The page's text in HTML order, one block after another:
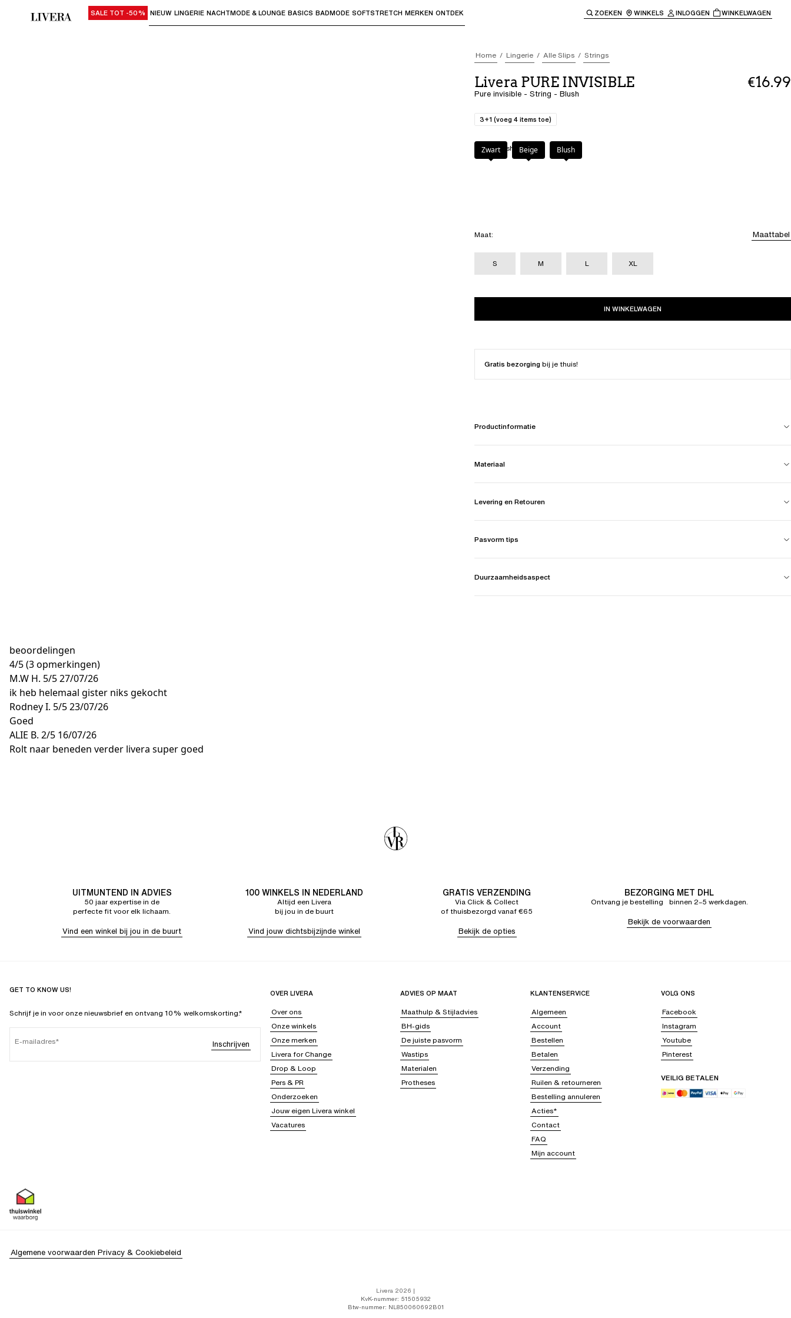
Gebruik "Pijl omlaag" of "Enter" om submenu's te openen en "Pijl omhoog" of "Escape" om terug te keren naar de hoofdnavigatie.
SALE TOT -50% NIEUW LINGERIE NACHTMODE & LOUNGE BASICS BADMODE SOFTSTRETCH MERKEN ONTDEK ZOEKEN WINKELS INLOGGEN WINKELWAGEN
Home Lingerie Alle Slips Strings
Livera PURE INVISIBLE
Pure invisible - String - Blush
€16.99
3+1 (voeg 4 items toe)
Kleur: Blush
Zwart Beige Blush
Maat: Maattabel
S M L XL
IN WINKELWAGEN
Gratis bezorgingbij je thuis!
Productinformatie
Materiaal
Levering en Retouren
Pasvorm tips
Duurzaamheidsaspect
beoordelingen
4/5(3 opmerkingen)
M.W H. 5/527/07/26
ik heb helemaal gister niks gekocht
Rodney I. 5/523/07/26
Goed
ALIE B. 2/5 16/07/26
Rolt naar beneden verder livera super goed
UITMUNTEND IN ADVIES
50 jaar expertise in de
perfecte fit voor elk lichaam.
Vind een winkel bij jou in de buurt
100 WINKELS IN NEDERLAND
Altijd een Livera
bij jou in de buurt
Vind jouw dichtsbijzijnde winkel
GRATIS VERZENDING
Via Click & Collect
of thuisbezorgd vanaf €65
Bekijk de opties
BEZORGING MET DHL
Ontvang je bestelling binnen 2–5 werkdagen.
Bekijk de voorwaarden
GET TO KNOW US!
Schrijf je in voor onze nieuwsbrief en ontvang 10% welkomskorting.*
E-mailadres Inschrijven
OVER LIVERA
Over ons
Onze winkels
Onze merken
Livera for Change
Drop & Loop
Pers & PR
Onderzoeken
Jouw eigen Livera winkel
Vacatures
ADVIES OP MAAT
Maathulp & Stijladvies
BH-gids
De juiste pasvorm
Wastips
Materialen
Protheses
KLANTENSERVICE
Algemeen
Account
Bestellen
Betalen
Verzending
Ruilen & retourneren
Bestelling annuleren
Acties*
Contact
FAQ
Mijn account
VOLG ONS
Facebook
Instagram
Youtube
Pinterest
VEILIG BETALEN
Algemene voorwaarden Privacy & Cookiebeleid
Livera 2026 |
KvK-nummer: 51505932
Btw-nummer: NL850060692B01